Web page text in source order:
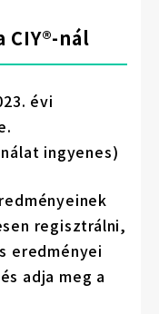
nál
évi
ingyenes)
regisztrálni,
eredményei
adja meg a